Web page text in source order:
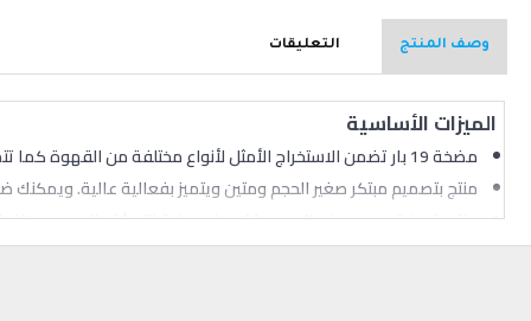
وصف المنتج التعليقات
الميزات الأساسية
مضخة 19 بار تضمن الاستخراج الأمثل لأنواع مختلفة من القهوة كما تتميز بهيكل خارجي مصمم بدقة، ما يعزز الاستخدام المكثف
منتج بتصميم مبتكر صغير الحجم ومتين ويتميز بفعالية عالية.
منتج يتميز بتصميم صغير الحجم ما يُسهل عملية التعبئة والصب،